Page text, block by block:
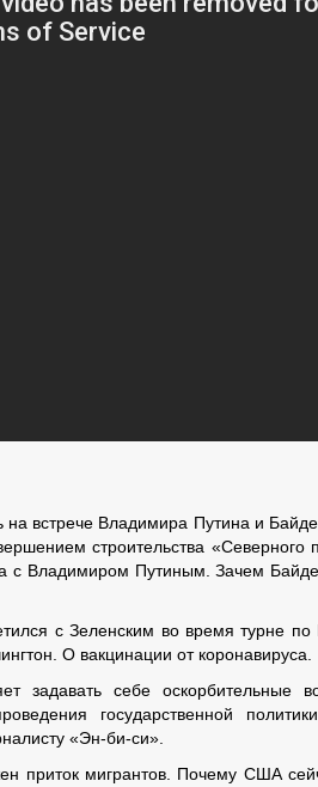
на встрече Владимира Путина и
строительства
с Владимиром Путиным. Зачем
с Зеленским во время турне
О вакцинации от коронавируса.
задавать себе
государственной
«Эн-би-си».
приток мигрантов. Почему США